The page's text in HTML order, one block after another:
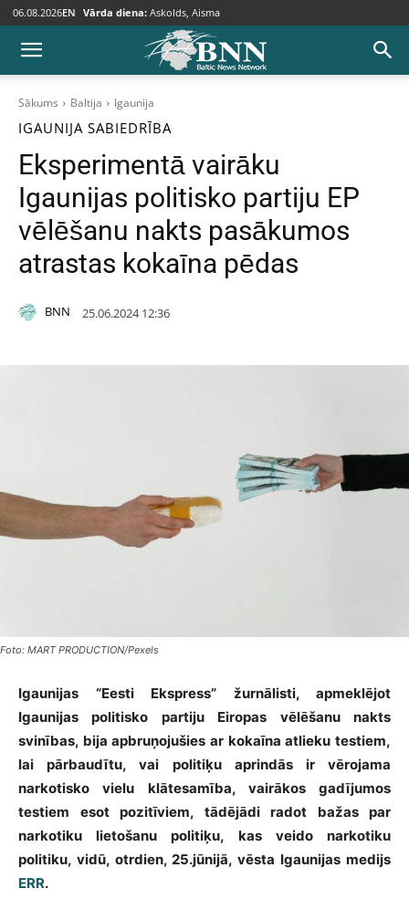
06.08.2026EN Vārda diena: Askolds, Aisma
Sākums Baltija Igaunija
IGAUNIJA SABIEDRĪBA
Eksperimentā vairāku
Igaunijas politisko partiju EP
vēlēšanu nakts pasākumos
atrastas kokaīna pēdas
BNN 25.06.2024 12:36
Foto: MART PRODUCTION/Pexels
Igaunijas “Eesti Ekspress” žurnālisti, apmeklējot
Igaunijas politisko partiju Eiropas vēlēšanu nakts
svinības, bija apbruņojušies ar kokaīna atlieku testiem,
lai pārbaudītu, vai politiķu aprindās ir vērojama
narkotisko vielu klātesamība, vairākos gadījumos
testiem esot pozitīviem, tādējādi radot bažas par
narkotiku lietošanu politiķu, kas veido narkotiku
politiku, vidū, otrdien, 25.jūnijā, vēsta Igaunijas medijs
ERR.